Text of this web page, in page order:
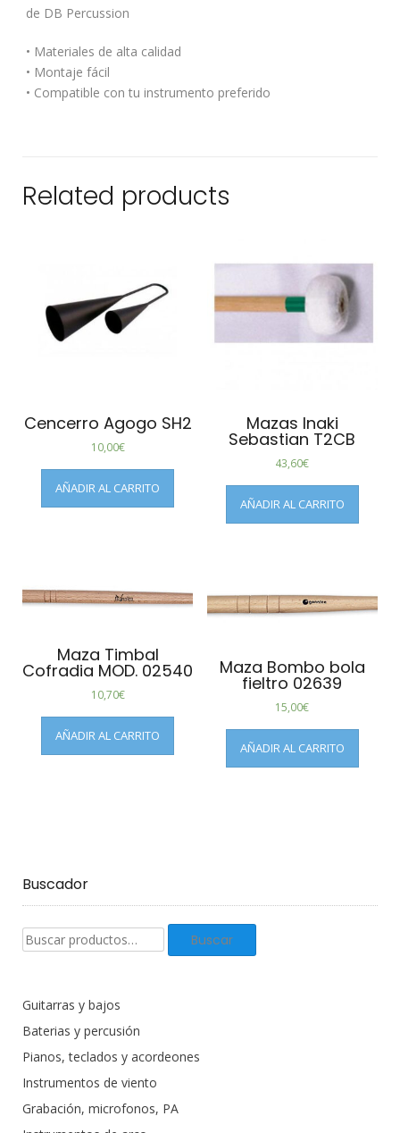
de DB Percussion
• Materiales de alta calidad
• Montaje fácil
• Compatible con tu instrumento preferido
Related products
Cencerro Agogo SH2
10,00€
AÑADIR AL CARRITO
Mazas Inaki
Sebastian T2CB
43,60€
AÑADIR AL CARRITO
Maza Timbal
Cofradia MOD. 02540
10,70€
AÑADIR AL CARRITO
Maza Bombo bola
fieltro 02639
15,00€
AÑADIR AL CARRITO
Buscador
Buscar
productos:
Buscar
Guitarras y bajos
Baterias y percusión
Pianos, teclados y acordeones
Instrumentos de viento
Grabación, microfonos, PA